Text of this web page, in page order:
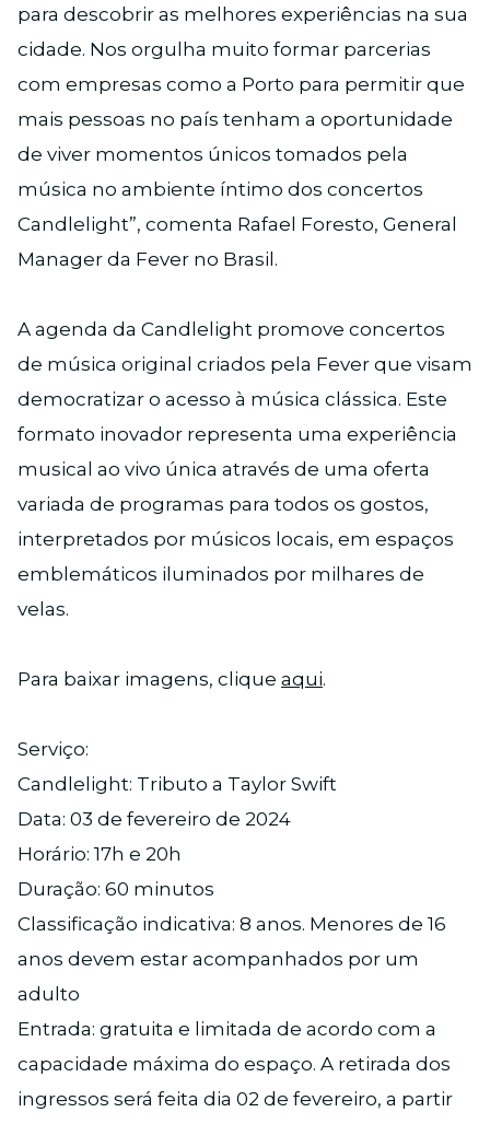
para descobrir as melhores experiências na sua
cidade. Nos orgulha muito formar parcerias
com empresas como a Porto para permitir que
mais pessoas no país tenham a oportunidade
de viver momentos únicos tomados pela
música no ambiente íntimo dos concertos
Candlelight”, comenta Rafael Foresto, General
Manager da Fever no Brasil.
A agenda da Candlelight promove concertos
de música original criados pela Fever que visam
democratizar o acesso à música clássica. Este
formato inovador representa uma experiência
musical ao vivo única através de uma oferta
variada de programas para todos os gostos,
interpretados por músicos locais, em espaços
emblemáticos iluminados por milhares de
velas.
Para baixar imagens, clique aqui.
Serviço:
Candlelight: Tributo a Taylor Swift
Data: 03 de fevereiro de 2024
Horário: 17h e 20h
Duração: 60 minutos
Classificação indicativa: 8 anos. Menores de 16
anos devem estar acompanhados por um
adulto
Entrada: gratuita e limitada de acordo com a
capacidade máxima do espaço. A retirada dos
ingressos será feita dia 02 de fevereiro, a partir